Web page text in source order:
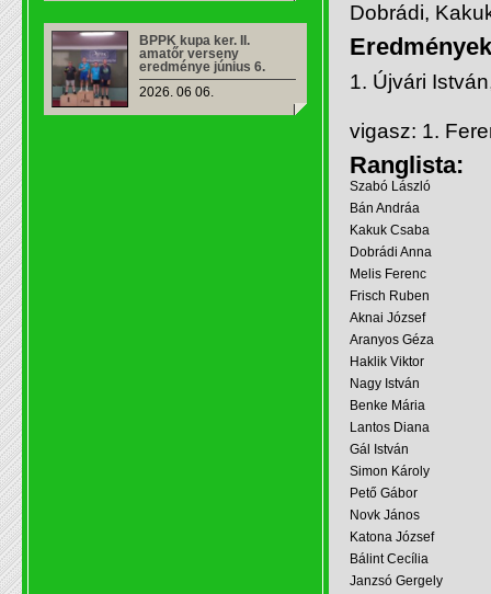
BPPK kupa ker. II.
amatőr verseny
eredménye június 6.
2026. 06 06.
Dobrádi,
1. Újvári
vigasz: 1.
Ranglista:
Szabó László
Bán Andráa
Kakuk Csaba
Dobrádi Anna
Melis Ferenc
Frisch Ruben
Aknai József
Aranyos Géza
Haklik Viktor
Nagy István
Benke Mária
Lantos Diana
Gál István
Simon Károly
Pető Gábor
Novk János
Katona József
Bálint Cecília
Janzsó Gergely